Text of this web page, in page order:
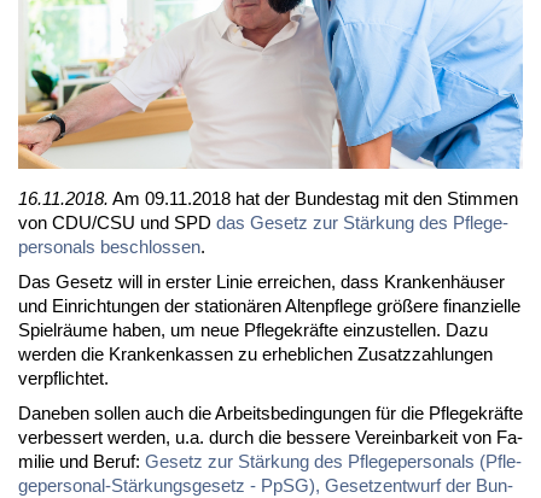
16.11.2018. Am 09.11.2018 hat der Bun­des­tag mit den Stim­men
von CDU/CSU und SPD das Ge­setz zur Stär­kung des Pfle­ge­
per­so­nals be­schlos­sen.
Das Ge­setz will in ers­ter Li­nie er­rei­chen, dass Kran­ken­häu­ser
und Ein­rich­tun­gen der sta­tio­nä­ren Al­ten­pfle­ge grö­ße­re fi­nan­zi­el­le
Spiel­räu­me ha­ben, um neue Pfle­ge­kräf­te ein­zu­stel­len. Da­zu
wer­den die Kran­ken­kas­sen zu er­heb­li­chen Zu­satz­zah­lun­gen
ver­pflich­tet.
Da­ne­ben sol­len auch die Ar­beits­be­din­gun­gen für die Pfle­ge­kräf­te
ver­bes­sert wer­den, u.a. durch die bes­se­re Ver­ein­bar­keit von Fa­
mi­lie und Be­ruf: Ge­setz zur Stär­kung des Pfle­ge­per­so­nals (Pfle­
ge­per­so­nal-Stär­kungs­ge­setz - PpSG), Ge­setz­ent­wurf der Bun­